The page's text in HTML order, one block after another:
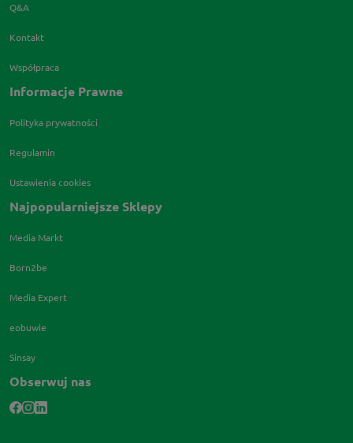
Q&A
Kontakt
Współpraca
Informacje Prawne
Polityka prywatności
Regulamin
Ustawienia cookies
Najpopularniejsze Sklepy
Media Markt
Born2be
Media Expert
eobuwie
Sinsay
Obserwuj nas